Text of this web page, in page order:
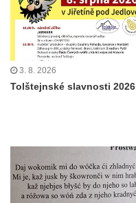
3. 8. 2026
Tolštejnské slavnosti 2026